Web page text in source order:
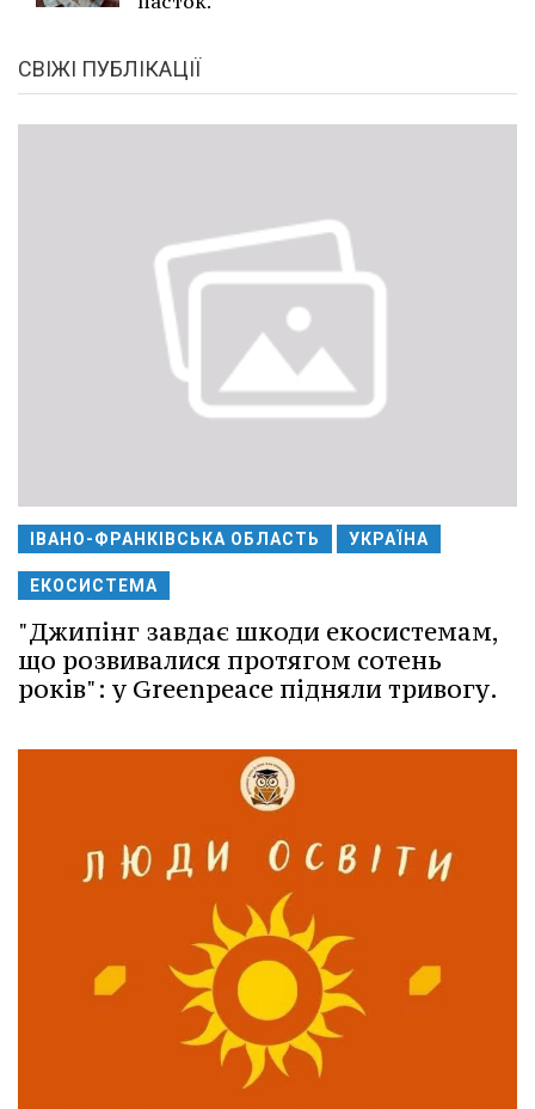
СВІЖІ ПУБЛІКАЦІЇ
ІВАНО-ФРАНКІВСЬКА ОБЛАСТЬ УКРАЇНА
ЕКОСИСТЕМА
"Джипінг завдає шкоди екосистемам,
що розвивалися протягом сотень
років": у Greenpeace підняли тривогу.